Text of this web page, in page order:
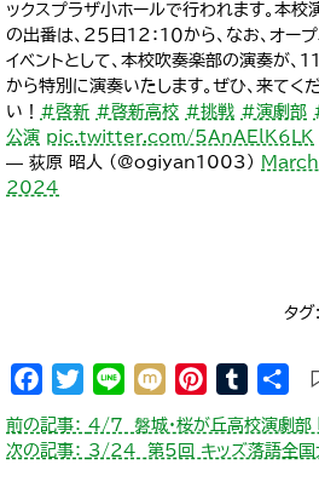
ックスプラザ小ホールで行われます。本校
の出番は、２５日１２：１０から、なお、オー
イベントとして、本校吹奏楽部の演奏が、１１
から特別に演奏いたします。ぜひ、来てく
い！ #啓新 #啓新高校 #挑戦 #演劇部
公演 pic.twitter.com/5AnAElK6LK
— 荻原 昭人 (@ogiyan1003)
2024
タグ:
Facebook
Twitter
Line Mixi Pinterest
Tumblr
投
稿
前の記事： 4/7 磐城･桜が丘高校演劇部 『
次の記事： 3/24 第5回 キッズ落語全国